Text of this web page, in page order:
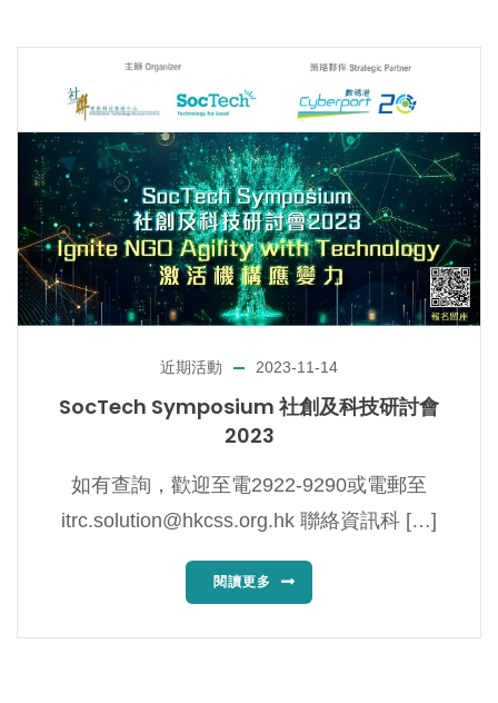
近期活動 2023-11-14
SocTech Symposium 社創及科技研討會
2023
如有查詢，歡迎至電2922-9290或電郵至
itrc.solution@hkcss.org.hk 聯絡資訊科 […]
閱讀更多